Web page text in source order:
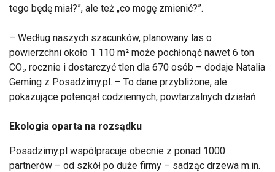
tego będę miał?”, ale też „co mogę zmienić?”.
– Według naszych szacunków, planowany las o
powierzchni około 1 110 m² może pochłonąć nawet 6 ton
CO₂ rocznie i dostarczyć tlen dla 670 osób – dodaje Natalia
Geming z Posadzimy.pl. – To dane przybliżone, ale
pokazujące potencjał codziennych, powtarzalnych działań.
Ekologia oparta na rozsądku
Posadzimy.pl współpracuje obecnie z ponad 1000
partnerów – od szkół po duże firmy – sadząc drzewa m.in.